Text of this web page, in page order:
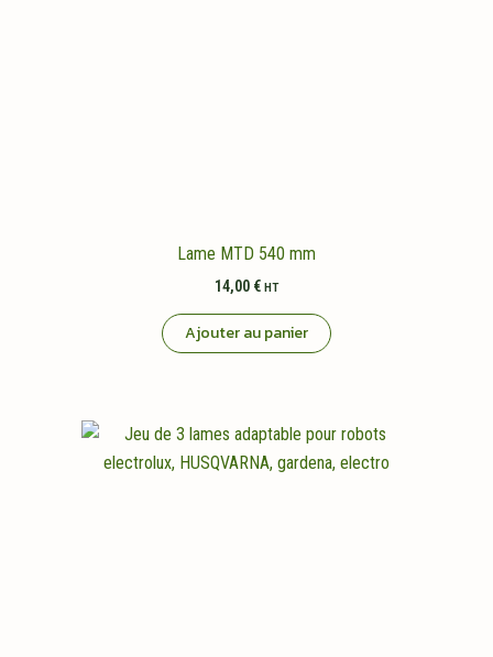
Lame MTD 540 mm
14,00 € HT
Ajouter au panier